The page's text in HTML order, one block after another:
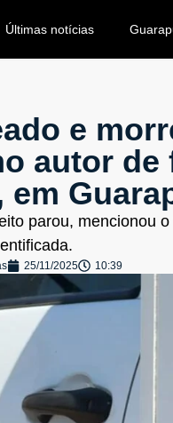
Últimas notícias
e
autor
parou, mencionou
25/11/2025 10:39